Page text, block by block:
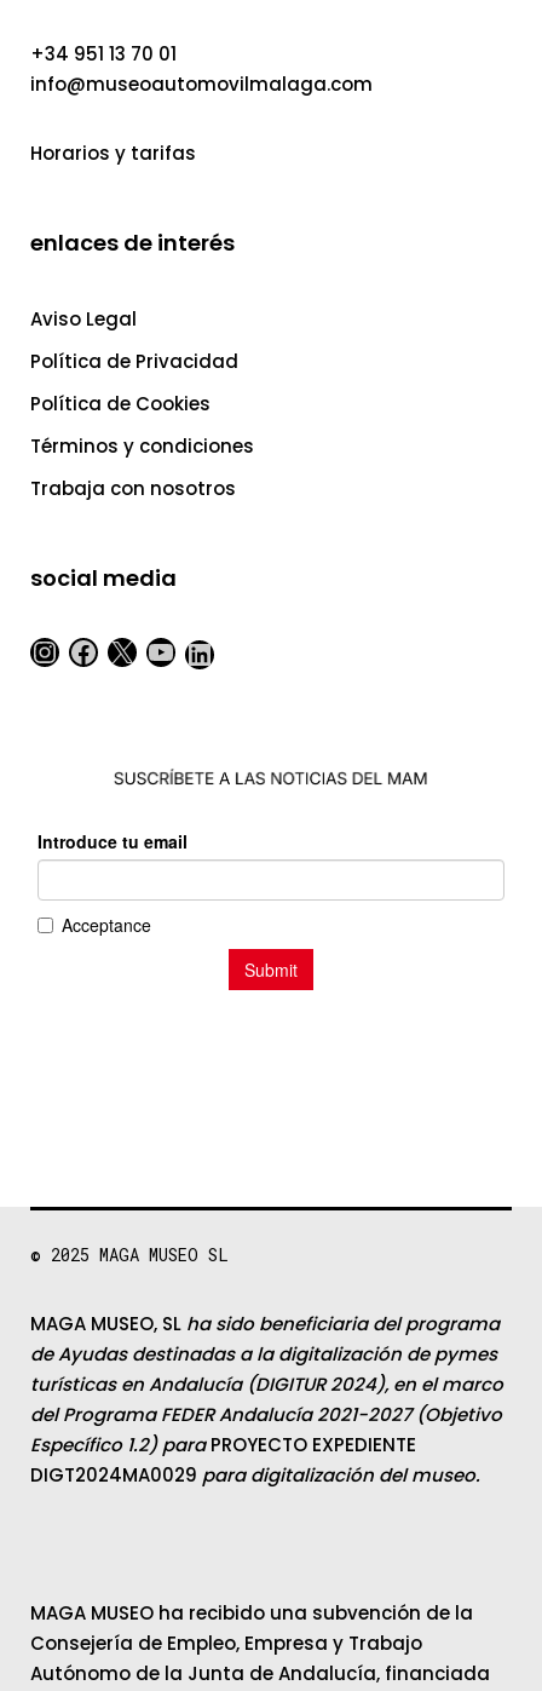
+34 951 13 70 01
info@museoautomovilmalaga.com
Horarios y tarifas
enlaces de interés
Aviso Legal
Política de Privacidad
Política de Cookies
Términos y condiciones
Trabaja con nosotros
social media
Instagram
Facebook
X YouTube
LinkedIn
© 2025 MAGA MUSEO SL
MAGA MUSEO, SL ha sido beneficiaria del programa
de Ayudas destinadas a la digitalización de pymes
turísticas en Andalucía (DIGITUR 2024), en el marco
del Programa FEDER Andalucía 2021-2027 (Objetivo
Específico 1.2) paraPROYECTO EXPEDIENTE
DIGT2024MA0029 para digitalización del museo.
MAGA MUSEO ha recibido una subvención de la
Consejería de Empleo, Empresa y Trabajo
Autónomo de la Junta de Andalucía, financiada